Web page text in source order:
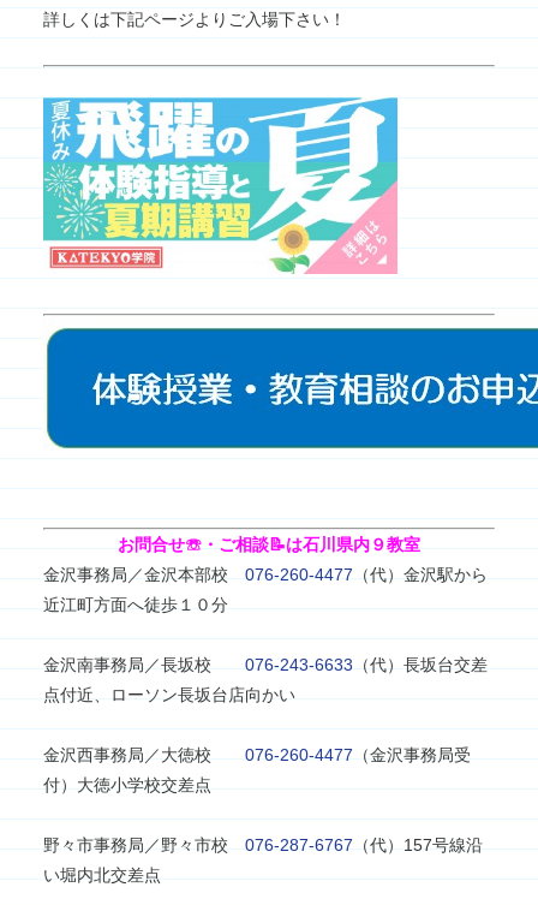
詳しくは下記ページよりご入場下さい！
お問合せ☏・ご相談📝は石川県内９教室
金沢事務局／金沢本部校 076-260-4477 （代）金沢駅から
近江町方面へ徒歩１０分
金沢南事務局／長坂校 076-243-6633 （代）長坂台交差
点付近、ローソン長坂台店向かい
金沢西事務局／大徳校 076-260-4477 （金沢事務局受
付）大徳小学校交差点
野々市事務局／野々市校 076-287-6767 （代）157号線沿
い堀内北交差点